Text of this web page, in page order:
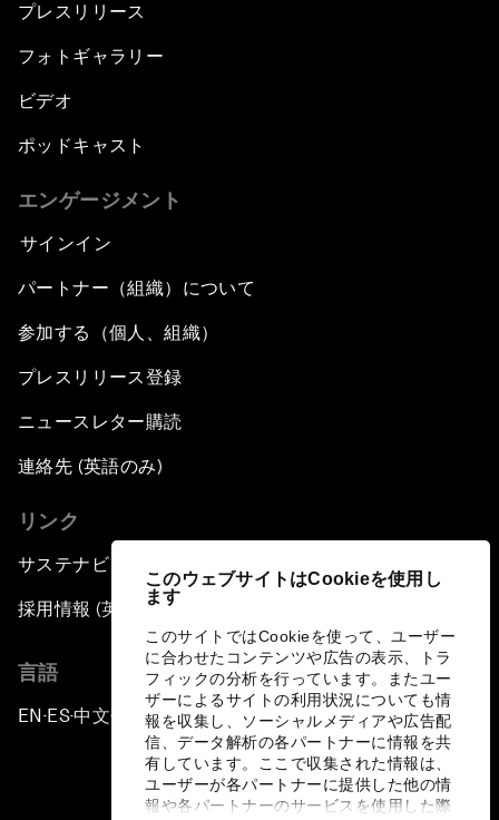
このウェブサイトはCookieを使用し
ます
このサイトではCookieを使って、ユーザー
に合わせたコンテンツや広告の表示、トラ
フィックの分析を行っています。またユー
ザーによるサイトの利用状況についても情
報を収集し、ソーシャルメディアや広告配
信、データ解析の各パートナーに情報を共
有しています。ここで収集された情報は、
ユーザーが各パートナーに提供した他の情
報や各パートナーのサービスを使用した際
プレスリリース
フォトギャラリー
ビデオ
ポッドキャスト
エンゲージメント
サインイン
パートナー（組織）について
参加する（個人、組織）
プレスリリース登録
ニュースレター購読
連絡先 (英語のみ)
リンク
サステナビリティへの取り組み
採用情報 (英語のみ)
言語
EN ▪ES▪中文▪ 日本語